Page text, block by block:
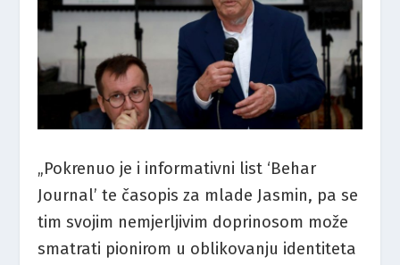
„Pokrenuo je i informativni list ‘Behar
Journal’ te časopis za mlade Jasmin, pa se
tim svojim nemjerljivim doprinosom može
smatrati pionirom u oblikovanju identiteta